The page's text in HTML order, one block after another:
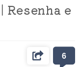
Resenha e
6